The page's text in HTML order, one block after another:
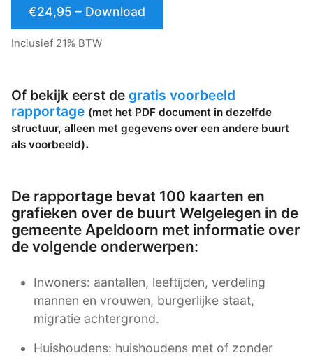
€24,95 – Download
Inclusief 21% BTW
Of bekijk eerst de gratis voorbeeld
rapportage (met het PDF document in dezelfde
structuur, alleen met gegevens over een andere buurt
als voorbeeld).
De rapportage bevat 100 kaarten en
grafieken over de buurt Welgelegen in de
gemeente Apeldoorn met informatie over
de volgende onderwerpen:
Inwoners: aantallen, leeftijden, verdeling
mannen en vrouwen, burgerlijke staat,
migratie achtergrond.
Huishoudens: huishoudens met of zonder